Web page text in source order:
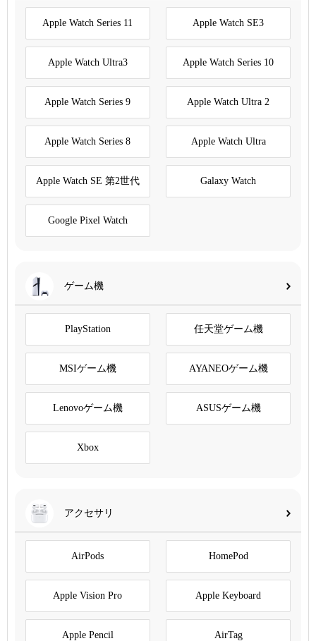
Apple Watch Series 11 Apple Watch SE3
Apple Watch Ultra3 Apple Watch Series 10
Apple Watch Series 9 Apple Watch Ultra 2
Apple Watch Series 8 Apple Watch Ultra
Apple Watch SE 第2世代 Galaxy Watch
Google Pixel Watch
ゲーム機
PlayStation 任天堂ゲーム機
MSIゲーム機 AYANEOゲーム機
Lenovoゲーム機 ASUSゲーム機
Xbox
アクセサリ
AirPods HomePod
Apple Vision Pro Apple Keyboard
Apple Pencil AirTag